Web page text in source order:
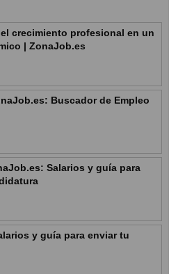
crecimiento profesional en un
| ZonaJob.es
Buscador de Empleo
Salarios y guía para
y guía para enviar tu